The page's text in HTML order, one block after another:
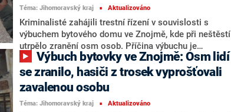
nutná ani evakuace lidí z okolních budov. Na místě
zůstala plynárenská pohotovost.
Téma: Jihomoravský kraj ■ Aktualizováno
Kriminalisté zahájili trestní řízení v souvislosti s
výbuchem bytového domu ve Znojmě, kde při neštěstí
utrpělo zranění osm osob. Příčina výbuchu je
pravděpodobně únik plynu, uvedl dříve ministr vnitra
Vít Rakušan. Policisté vyšetřují případ pro podezření z
trestného činu obecného ohrožení z nedbalosti. Škoda
byla vyčíslena na 15 milionů korun, osud
poškozeného domu je nejistý.
se zranilo, hasiči z trosek vyprošťovali
zavalenou osobu
Téma: Jihomoravský kraj ■ Aktualizováno